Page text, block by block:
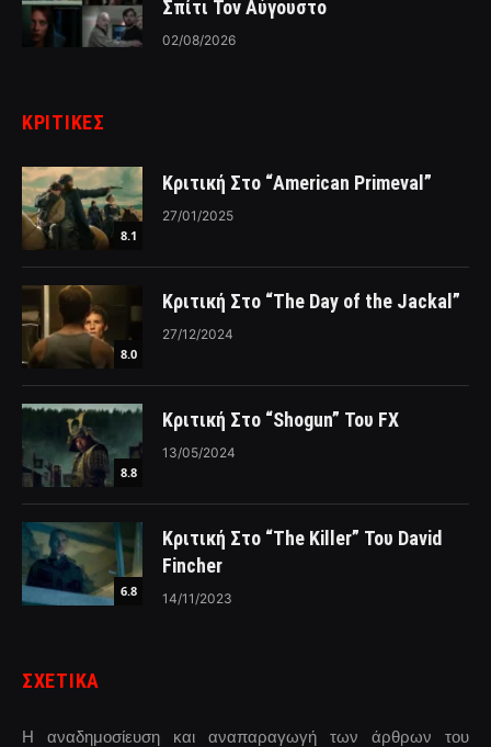
Σπίτι Τον Αύγουστο
02/08/2026
ΚΡΙΤΙΚΈΣ
8.1
Κριτική Στο “American Primeval”
27/01/2025
8.0
Κριτική Στο “The Day of the Jackal”
27/12/2024
8.8
Κριτική Στο “Shogun” Του FX
13/05/2024
6.8
Κριτική Στο “The Killer” Του David
Fincher
14/11/2023
ΣΧΕΤΙΚΑ
Η αναδημοσίευση και αναπαραγωγή των άρθρων του